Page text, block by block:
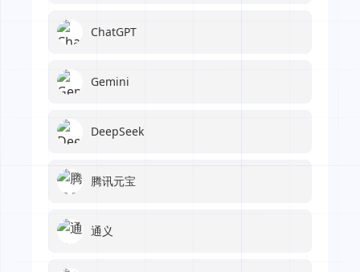
ChatGPT
Gemini
DeepSeek
腾讯元宝
通义